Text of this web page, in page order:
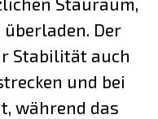
Der
Stabilität auch
und bei
während das